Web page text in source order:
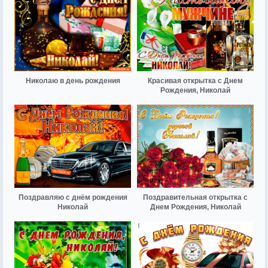
Николаю в день рождения
Красивая открытка с Днем
Рождения, Николай
Поздравляю с днём рождения
Николай
Поздравительная открытка с
Днем Рождения, Николай